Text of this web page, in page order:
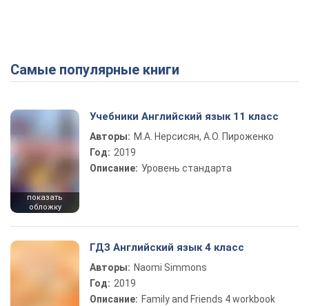
Play Video
Самые популярные книги
показать
обложку
Учебники Английский язык 11 класс
Авторы: М.А. Нерсисян, А.О. Пироженко
Год: 2019
Описание: Уровень стандарта
ГДЗ Английский язык 4 класс
Авторы: Naomi Simmons
Год: 2019
Описание: Family and Friends 4 workbook